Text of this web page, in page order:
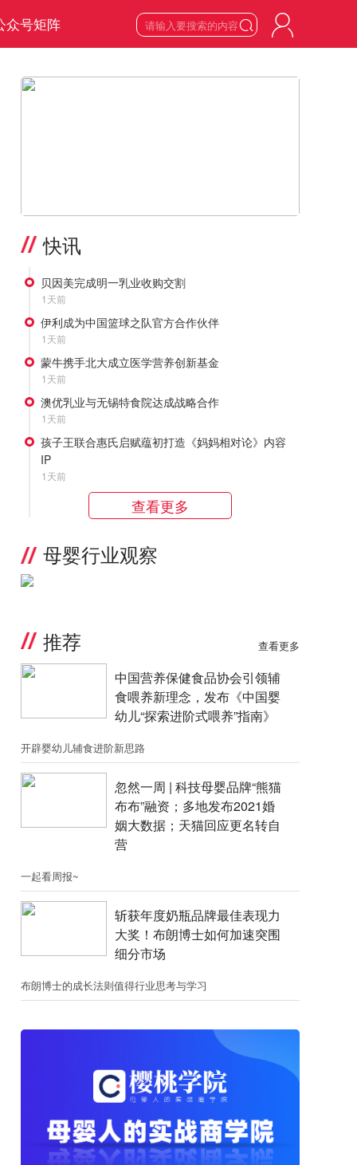
众号矩阵 
快讯
贝因美完成明一乳业收购交割
1天前
伊利成为中国篮球之队官方合作伙伴
1天前
蒙牛携手北大成立医学营养创新基金
1天前
澳优乳业与无锡特食院达成战略合作
1天前
孩子王联合惠氏启赋蕴初打造《妈妈相对论》内容
IP
1天前
查看更多
母婴行业观察
推荐 查看更多
中国营养保健食品协会引领辅
食喂养新理念，发布《中国婴
幼儿“探索进阶式喂养”指南》
开辟婴幼儿辅食进阶新思路
忽然一周 |​​ 科技母婴品牌“熊猫
布布”融资；​多地发布2021婚
姻大数据；天猫回应更名转自
营
一起看周报~
斩获年度奶瓶品牌最佳表现力
大奖！布朗博士如何加速突围
细分市场
布朗博士的成长法则值得行业思考与学习